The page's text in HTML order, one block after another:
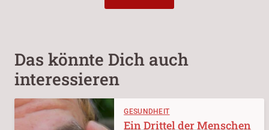
Das könnte Dich auch
interessieren
GESUNDHEIT
Ein Drittel der Menschen